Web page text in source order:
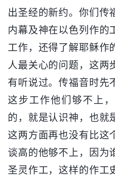
出圣经的新约。你们传
内幕及神在以色列作的
工作，还得了解耶稣作
人最关心的问题，这两
有听说过。传福音时先
这步工作他们够不上
的，就是认识神，也就
这两方面再也没有比这
谈高的他够不上，因为
圣灵作工，这样的作工